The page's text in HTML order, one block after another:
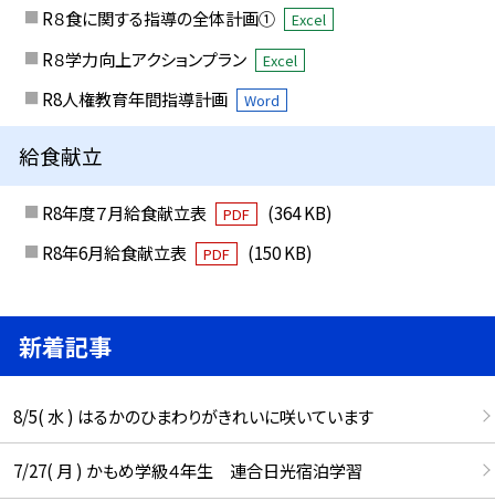
R８食に関する指導の全体計画① Excel
R８学力向上アクションプラン Excel
R8人権教育年間指導計画 Word
給食献立
R8年度７月給食献立表 PDF
(364 KB)
R8年6月給食献立表
PDF (150 KB)
新着記事
8/5( 水 ) はるかのひまわりがきれいに咲いています
7/27( 月 ) かもめ学級４年生 連合日光宿泊学習